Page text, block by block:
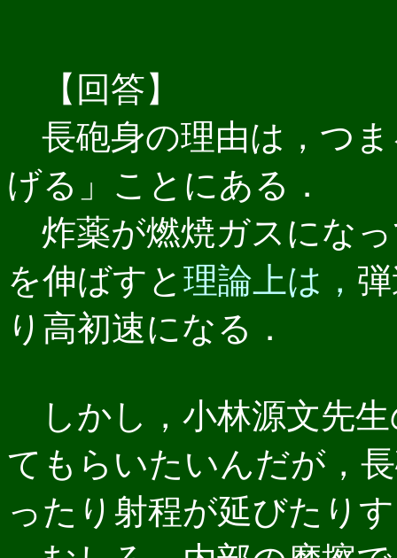
【回答】
長砲身の理由は，つ
げる」ことにある．
炸薬が燃焼ガスにな
を伸ばすと 理論上は，
り高初速になる．
しかし，小林源文先
てもらいたいんだが，
ったり射程が延びたり